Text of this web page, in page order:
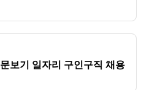
보기 일자리 구인구직 채용